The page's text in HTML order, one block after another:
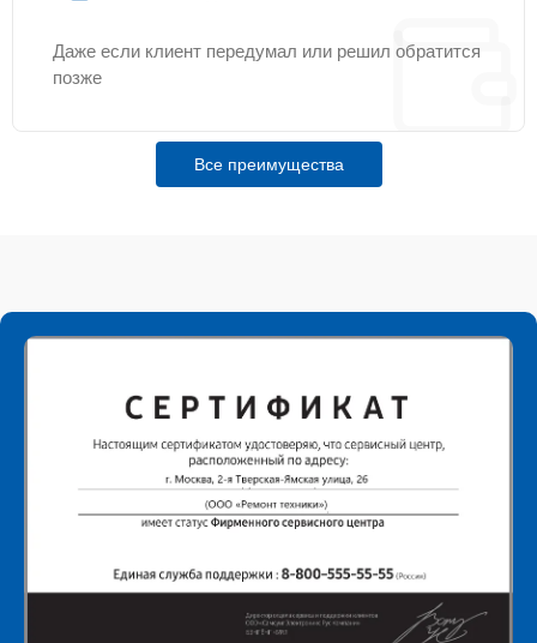
Даже если клиент передумал или решил обратится
позже
Все преимущества